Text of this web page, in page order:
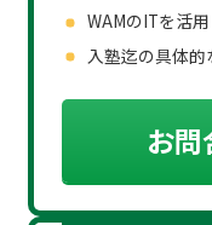
WAMのITを活
入塾迄の具体的
お